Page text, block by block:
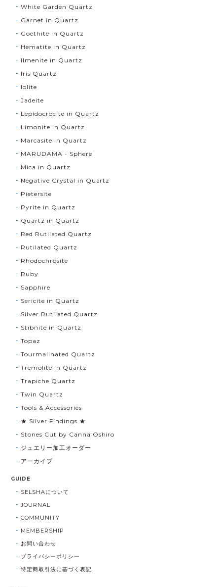
White Garden Quartz
Garnet in Quartz
Goethite in Quartz
Hematite in Quartz
Ilmenite in Quartz
Iris Quartz
Iolite
Jadeite
Lepidocrocite in Quartz
Limonite in Quartz
Marcasite in Quartz
MARUDAMA - Sphere
Mica in Quartz
Negative Crystal in Quartz
Pietersite
Pyrite in Quartz
Quartz in Quartz
Red Rutilated Quartz
Rutilated Quartz
Rhodochrosite
Ruby
Sapphire
Sericite in Quartz
Silver Rutilated Quartz
Stibnite in Quartz
Topaz
Tourmalinated Quartz
Tremolite in Quartz
Trapiche Quartz
Twin Quartz
Tools & Accessories
★ Silver Findings ★
Stones Cut by Canna Oshiro
ジュエリー加工オーダー
アーカイブ
GUIDE
SELSHAについて
JOURNAL
COMMUNITY
MEMBERSHIP
お問い合わせ
プライバシーポリシー
特定商取引法に基づく表記